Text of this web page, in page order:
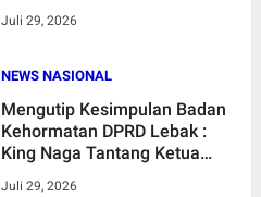
Kekeringan
Juli 29, 2026
NEWS NASIONAL
Mengutip Kesimpulan Badan
Kehormatan DPRD Lebak :
King Naga Tantang Ketua
Juli 29, 2026